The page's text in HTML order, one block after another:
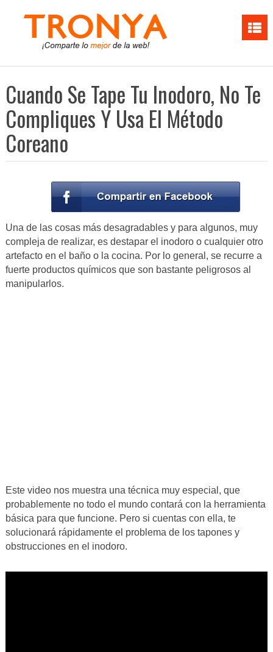
Cuando Se Tape Tu Inodoro, No Te
Compliques Y Usa El Método
Coreano
Una de las cosas más desagradables y para algunos, muy
compleja de realizar, es destapar el inodoro o cualquier otro
artefacto en el baño o la cocina. Por lo general, se recurre a
fuerte productos químicos que son bastante peligrosos al
manipularlos.
Este video nos muestra una técnica muy especial, que
probablemente no todo el mundo contará con la herramienta
básica para que funcione. Pero si cuentas con ella, te
solucionará rápidamente el problema de los tapones y
obstrucciones en el inodoro.